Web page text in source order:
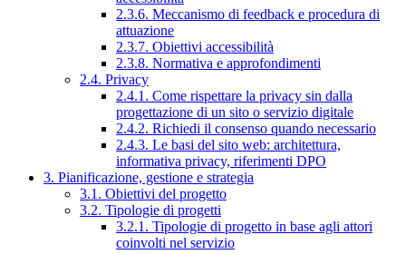
2.3.6. Meccanismo di feedback e procedura di
attuazione
2.3.7. Obiettivi accessibilità
2.3.8. Normativa e approfondimenti
2.4. Privacy
2.4.1. Come rispettare la privacy sin dalla
progettazione di un sito o servizio digitale
2.4.2. Richiedi il consenso quando necessario
2.4.3. Le basi del sito web: architettura,
informativa privacy, riferimenti DPO
3. Pianificazione, gestione e strategia
3.1. Obiettivi del progetto
3.2. Tipologie di progetti
3.2.1. Tipologie di progetto in base agli attori
coinvolti nel servizio